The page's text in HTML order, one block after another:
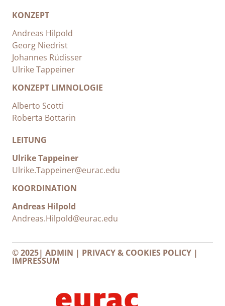
KONZEPT
Andreas Hilpold
Georg Niedrist
Johannes Rüdisser
Ulrike Tappeiner
KONZEPT LIMNOLOGIE
Alberto Scotti
Roberta Bottarin
LEITUNG
Ulrike Tappeiner
Ulrike.Tappeiner@eurac.edu
KOORDINATION
Andreas Hilpold
Andreas.Hilpold@eurac.edu
© 2025| ADMIN | PRIVACY & COOKIES POLICY |
IMPRESSUM